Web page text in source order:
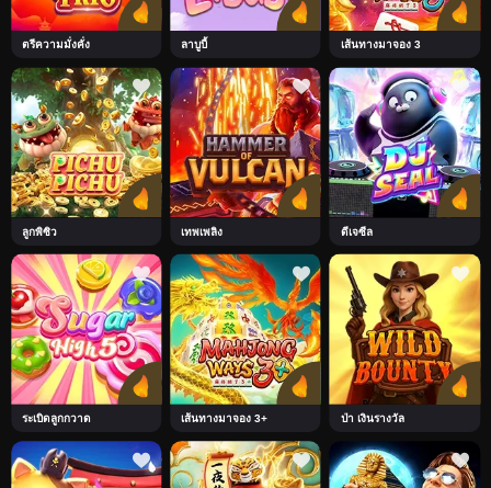
ตรีความมั่งคั่ง ลาบูบี้ เส้นทางมาจอง 3
ลูกพิซิว เทพเพลิง ดีเจซีล
ระเบิดลูกกวาด เส้นทางมาจอง 3+ ป่า เงินรางวัล